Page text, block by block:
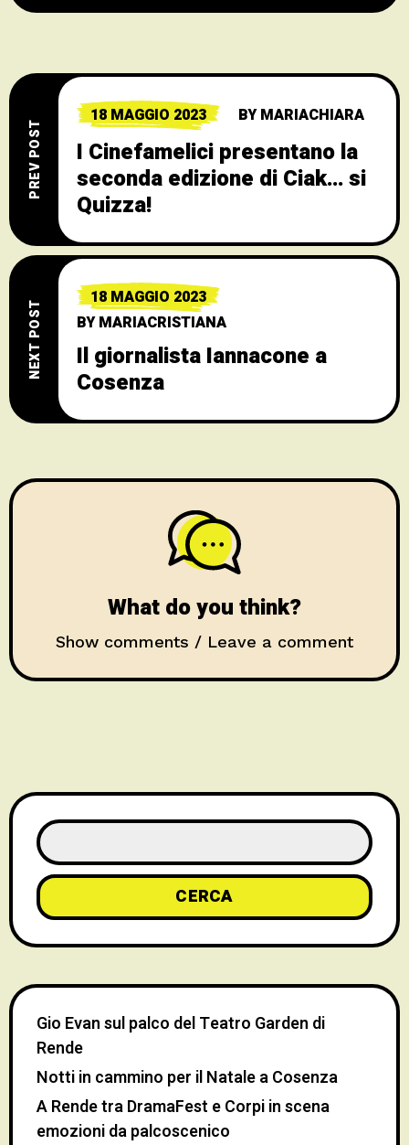
PREV POST
18 MAGGIO 2023 BYMARIACHIARA
I Cinefamelici presentano la
seconda edizione di Ciak… si
Quizza!
NEXT POST
18 MAGGIO 2023
BYMARIACRISTIANA
Il giornalista Iannacone a
Cosenza
What do you think?
Show comments / Leave a comment
CERCA
Gio Evan sul palco del Teatro Garden di
Rende
Notti in cammino per il Natale a Cosenza
A Rende tra DramaFest e Corpi in scena
emozioni da palcoscenico